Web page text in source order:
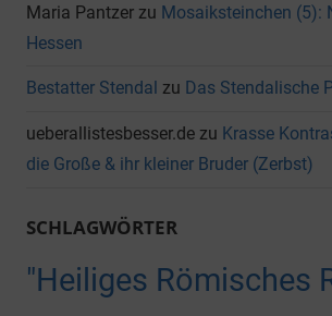
Maria Pantzer zu Mosaiksteinchen (5):
Hessen
Bestatter Stendal zu Das Stendalische
ueberallistesbesser.de zu Krasse
die Große & ihr kleiner Bruder (Zerbst)
SCHLAGWÖRTER
"Heiliges Römisches